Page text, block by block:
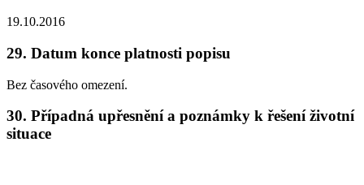
19.10.2016
29. Datum konce platnosti popisu
Bez časového omezení.
30. Případná upřesnění a poznámky k řešení životní
situace